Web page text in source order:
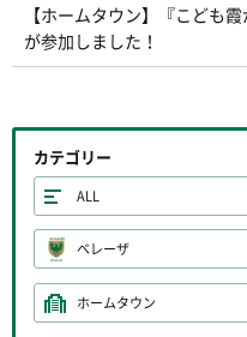
【ホームタウン】『こども
が参加しました！
カテゴリー
ALL
ベレーザ
ホームタウン